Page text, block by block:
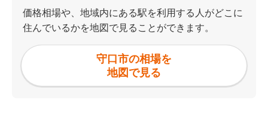
価格相場や、地域内にある駅を利用する人がどこに
住んでいるかを地図で見ることができます。
守口市の相場を
地図で見る